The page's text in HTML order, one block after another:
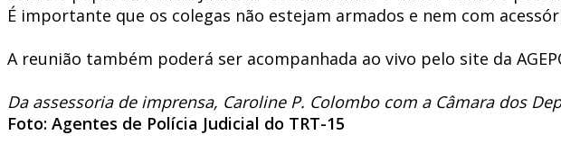
É importante que os colegas não estejam armados e nem com
A reunião também poderá ser acompanhada ao vivo pelo site da
Da assessoria de imprensa, Caroline P. Colombo com a Câmara dos
Foto: Agentes de Polícia Judicial do TRT-15